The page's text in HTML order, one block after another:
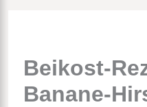
Beikost-
Banane-